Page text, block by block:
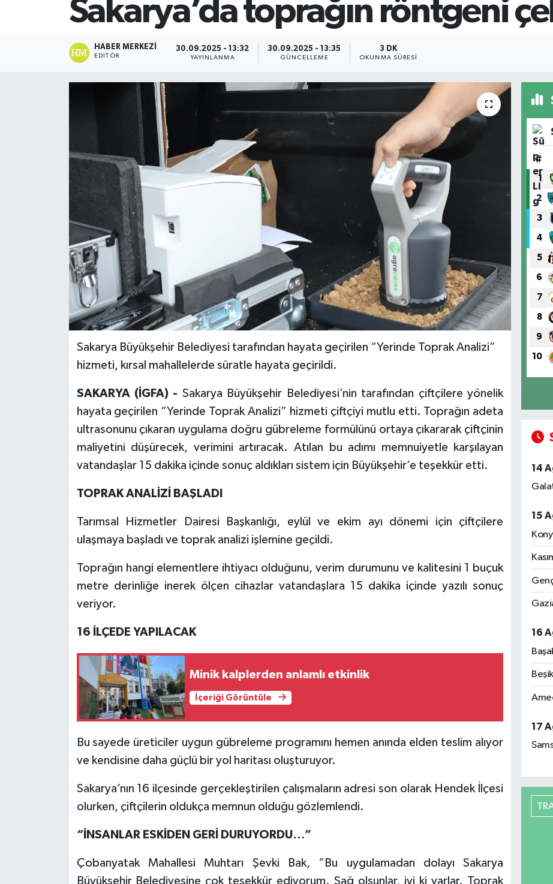
Sakarya’da toprağın röntgeni
HABER MERKEZI
EDITÖR
30.09.2025 - 13:32
YAYINLANMA
30.09.2025 - 13:35
GÜNCELLEME
3 DK
OKUNMA SÜRESI
Sakarya Büyükşehir Belediyesi tarafından hayata geçirilen “Yerinde Toprak Analizi”
hizmeti, kırsal mahallelerde süratle hayata geçirildi.
SAKARYA (İGFA) - Sakarya Büyükşehir Belediyesi’nin tarafından çiftçilere yönelik
hayata geçirilen “Yerinde Toprak Analizi” hizmeti çiftçiyi mutlu etti. Toprağın adeta
ultrasonunu çıkaran uygulama doğru gübreleme formülünü ortaya çıkararak çiftçinin
maliyetini düşürecek, verimini artıracak. Atılan bu adımı memnuiyetle karşılayan
vatandaşlar 15 dakika içinde sonuç aldıkları sistem için Büyükşehir’e teşekkür etti.
TOPRAK ANALİZİ BAŞLADI
Tarımsal Hizmetler Dairesi Başkanlığı, eylül ve ekim ayı dönemi için çiftçilere
ulaşmaya başladı ve toprak analizi işlemine geçildi.
Toprağın hangi elementlere ihtiyacı olduğunu, verim durumunu ve kalitesini 1 buçuk
metre derinliğe inerek ölçen cihazlar vatandaşlara 15 dakika içinde yazılı sonuç
veriyor.
16 İLÇEDE YAPILACAK
Minik kalplerden anlamlı etkinlik
İçeriği Görüntüle
Bu sayede üreticiler uygun gübreleme programını hemen anında elden teslim alıyor
ve kendisine daha güçlü bir yol haritası oluşturuyor.
Sakarya’nın 16 ilçesinde gerçekleştirilen çalışmaların adresi son olarak Hendek İlçesi
olurken, çiftçilerin oldukça memnun olduğu gözlemlendi.
“İNSANLAR ESKİDEN GERİ DURUYORDU…”
Çobanyatak Mahallesi Muhtarı Şevki Bak, “Bu uygulamadan dolayı Sakarya
Büyükşehir Belediyesine çok teşekkür ediyorum. Sağ olsunlar, iyi ki varlar. Toprak
#
1
2
3
4
5
6
7
8
9
10
14
15
16
17
SİYASET
Teknoloji
TRABZON